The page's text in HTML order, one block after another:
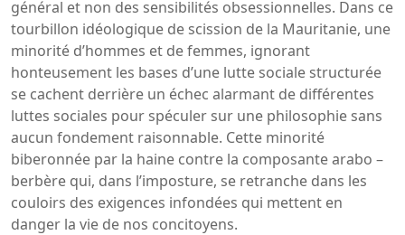
général et non des sensibilités obsessionnelles. Dans ce
tourbillon idéologique de scission de la Mauritanie, une
minorité d’hommes et de femmes, ignorant
honteusement les bases d’une lutte sociale structurée
se cachent derrière un échec alarmant de différentes
luttes sociales pour spéculer sur une philosophie sans
aucun fondement raisonnable. Cette minorité
biberonnée par la haine contre la composante arabo –
berbère qui, dans l’imposture, se retranche dans les
couloirs des exigences infondées qui mettent en
danger la vie de nos concitoyens.